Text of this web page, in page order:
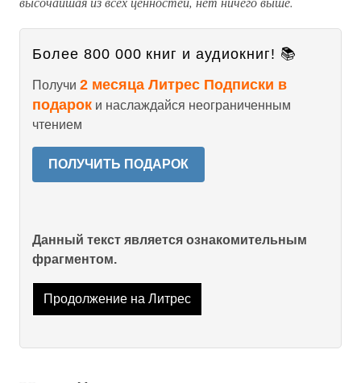
Более 800 000 книг и аудиокниг! 📚
Получи 2 месяца Литрес Подписки в
подарок и наслаждайся неограниченным
чтением
ПОЛУЧИТЬ ПОДАРОК
Данный текст является ознакомительным
фрагментом.
Продолжение на Литрес